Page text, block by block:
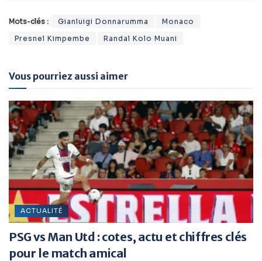
Mots-clés : Gianluigi Donnarumma
Monaco
Presnel Kimpembe
Randal Kolo Muani
Vous pourriez aussi aimer
ACTUALITÉ
PSG vs Man Utd : cotes, actu et chiffres clés
pour le match amical